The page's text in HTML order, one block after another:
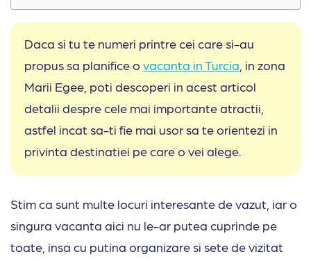
Daca si tu te numeri printre cei care si-au
propus sa planifice o vacanta in Turcia , in zona
Marii Egee, poti descoperi in acest articol
detalii despre cele mai importante atractii,
astfel incat sa-ti fie mai usor sa te orientezi in
privinta destinatiei pe care o vei alege.
Stim ca sunt multe locuri interesante de vazut, iar o
singura vacanta aici nu le-ar putea cuprinde pe
toate, insa cu putina organizare si sete de vizitat